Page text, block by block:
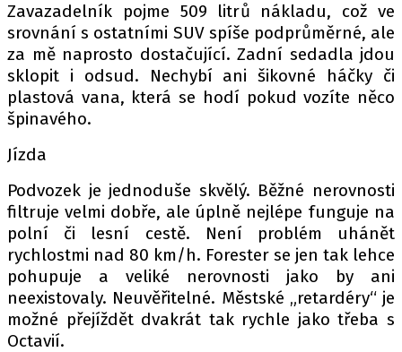
Zavazadelník pojme 509 litrů nákladu, což ve
srovnání s ostatními SUV spíše podprůměrné, ale
za mě naprosto dostačující. Zadní sedadla jdou
sklopit i odsud. Nechybí ani šikovné háčky či
plastová vana, která se hodí pokud vozíte něco
špinavého.
Jízda
Podvozek je jednoduše skvělý. Běžné nerovnosti
filtruje velmi dobře, ale úplně nejlépe funguje na
polní či lesní cestě. Není problém uhánět
rychlostmi nad 80 km/h. Forester se jen tak lehce
pohupuje a veliké nerovnosti jako by ani
neexistovaly. Neuvěřitelné. Městské „retardéry“ je
možné přejíždět dvakrát tak rychle jako třeba s
Octavií.